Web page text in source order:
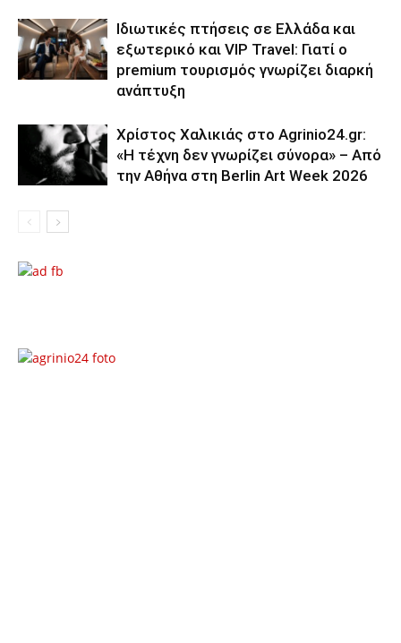
Ιδιωτικές πτήσεις σε Ελλάδα και
εξωτερικό και VIP Travel: Γιατί ο
premium τουρισμός γνωρίζει διαρκή
ανάπτυξη
Χρίστος Χαλικιάς στο Agrinio24.gr:
«Η τέχνη δεν γνωρίζει σύνορα» – Από
την Αθήνα στη Berlin Art Week 2026